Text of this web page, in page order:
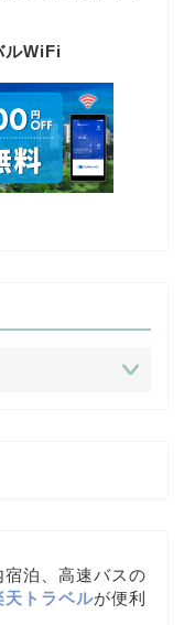
ルWiFi
泊、高速バスの
天トラベルが便利